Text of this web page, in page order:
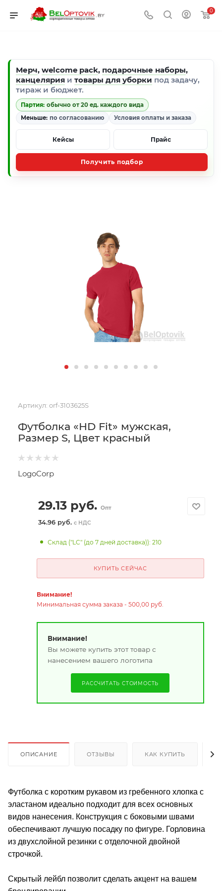
0
Мерч, welcome pack, подарочные наборы,
канцелярия и товары для уборки под задачу,
тираж и бюджет.
Партия: обычно от 20 ед. каждого вида
Меньше: по согласованию Условия оплаты и заказа
Кейсы Прайс
Получить подбор
Артикул: orf-3103625S
Футболка «HD Fit» мужская,
Размер S, Цвет красный
LogoCorp
29.13руб. Опт
34.96 руб. с НДС
Склад ("LC" (до 7 дней доставка)): 210
КУПИТЬ СЕЙЧАС
Внимание!
Минимальная сумма заказа - 500,00 руб.
Внимание!
Вы можете купить этот товар с
нанесением вашего логотипа
РАССЧИТАТЬ СТОИМОСТЬ
ОПИСАНИЕ ОТЗЫВЫ КАК КУПИТЬ
Футболка с коротким рукавом из гребенного хлопка с
эластаном идеально подходит для всех основных
видов нанесения. Конструкция с боковыми швами
обеспечивают лучшую посадку по фигуре. Горловина
из двухслойной резинки с отделочной двойной
строчкой.
Скрытый лейбл позволит сделать акцент на вашем